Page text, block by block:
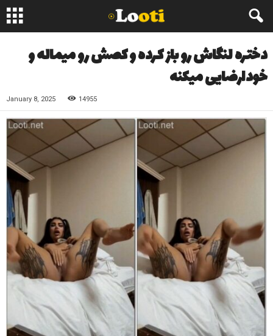
دختره لنگاش رو باز کرده و کصش رو میماله و
خودارضایی میکنه
January 8, 2025 14955